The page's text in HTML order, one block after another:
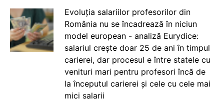
Evoluția salariilor profesorilor din
România nu se încadrează în niciun
model european - analiză Eurydice:
salariul crește doar 25 de ani în timpul
carierei, dar procesul e între statele cu
venituri mari pentru profesori încă de
la începutul carierei și cele cu cele mai
mici salarii